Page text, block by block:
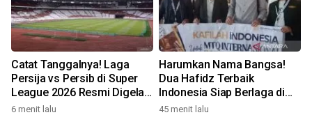
Catat Tanggalnya! Laga
Persija vs Persib di Super
League 2026 Resmi Digelar
di GBK
6 menit lalu
Harumkan Nama Bangsa!
Dua Hafidz Terbaik
Indonesia Siap Berlaga di
MTQ Internasional Maroko
45 menit lalu